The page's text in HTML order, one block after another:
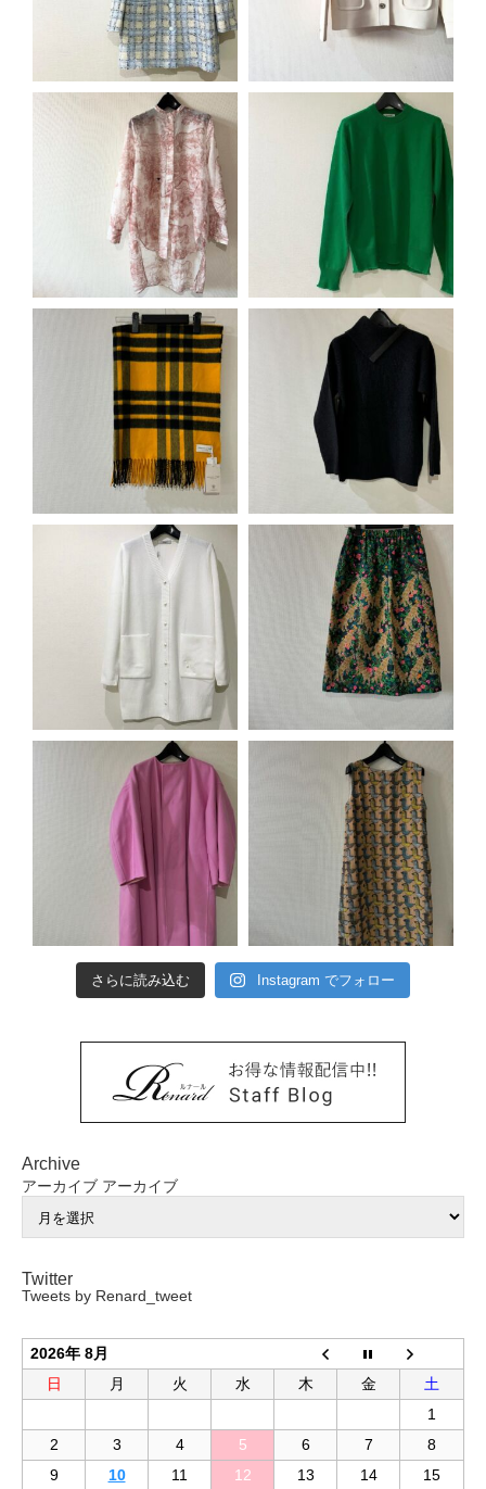
さらに読み込む Instagram でフォロー
Archive
アーカイブ アーカイブ
Twitter
Tweets by Renard_tweet
2026年 8月
日
月 火 水 木 金
土
1
2
3 4 5 6 7
8
9
10 11 12 13 14
15